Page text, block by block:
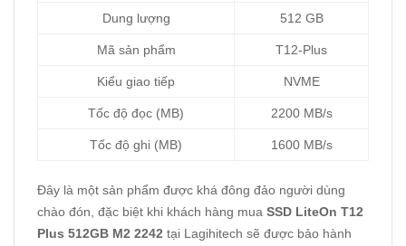
Dung lượng 512 GB
Mã sản phẩm T12-Plus
Kiểu giao tiếp NVME
Tốc độ đọc (MB) 2200 MB/s
Tốc độ ghi (MB) 1600 MB/s
Đây là một sản phẩm được khá đông đảo người dùng
chào đón, đặc biệt khi khách hàng mua SSD LiteOn T12
Plus 512GB M2 2242 tại Lagihitech sẽ được bảo hành